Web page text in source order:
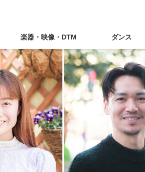
楽器・映像・DTM ダンス